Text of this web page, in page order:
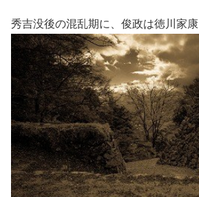
秀吉没後の混乱期に、俊政は徳川家康